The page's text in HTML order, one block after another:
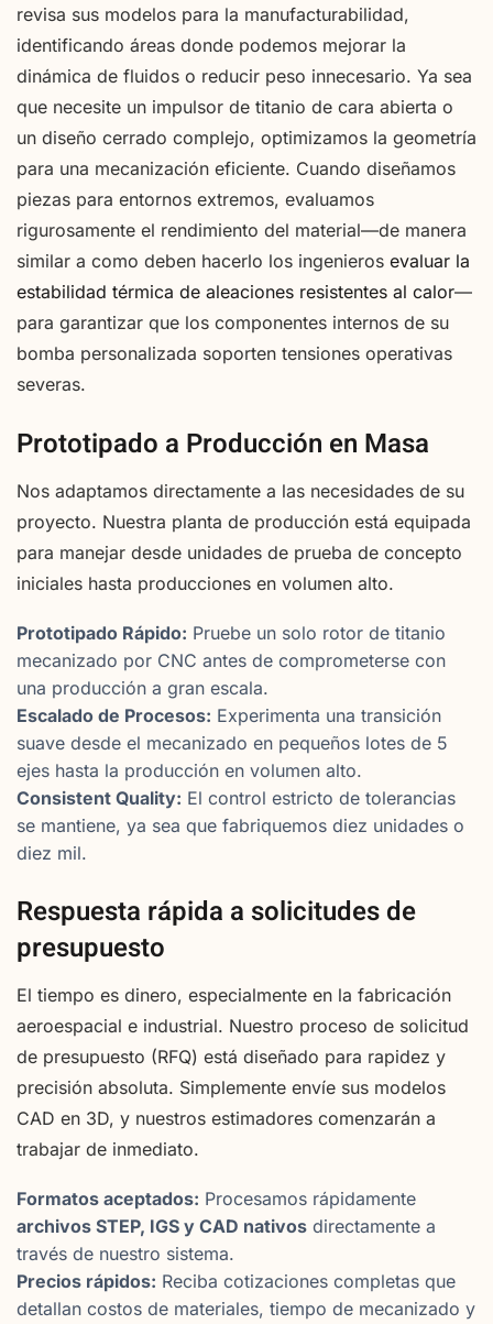
revisa sus modelos para la manufacturabilidad,
identificando áreas donde podemos mejorar la
dinámica de fluidos o reducir peso innecesario. Ya sea
que necesite un impulsor de titanio de cara abierta o
un diseño cerrado complejo, optimizamos la geometría
para una mecanización eficiente. Cuando diseñamos
piezas para entornos extremos, evaluamos
rigurosamente el rendimiento del material—de manera
similar a como deben hacerlo los ingenieros evaluar la
estabilidad térmica de aleaciones resistentes al calor—
para garantizar que los componentes internos de su
bomba personalizada soporten tensiones operativas
severas.
Prototipado a Producción en Masa
Nos adaptamos directamente a las necesidades de su
proyecto. Nuestra planta de producción está equipada
para manejar desde unidades de prueba de concepto
iniciales hasta producciones en volumen alto.
Prototipado Rápido: Pruebe un solo rotor de titanio
mecanizado por CNC antes de comprometerse con
una producción a gran escala.
Escalado de Procesos: Experimenta una transición
suave desde el mecanizado en pequeños lotes de 5
ejes hasta la producción en volumen alto.
Consistent Quality: El control estricto de tolerancias
se mantiene, ya sea que fabriquemos diez unidades o
diez mil.
Respuesta rápida a solicitudes de
presupuesto
El tiempo es dinero, especialmente en la fabricación
aeroespacial e industrial. Nuestro proceso de solicitud
de presupuesto (RFQ) está diseñado para rapidez y
precisión absoluta. Simplemente envíe sus modelos
CAD en 3D, y nuestros estimadores comenzarán a
trabajar de inmediato.
Formatos aceptados: Procesamos rápidamente
archivos STEP, IGS y CAD nativos directamente a
través de nuestro sistema.
Precios rápidos: Reciba cotizaciones completas que
detallan costos de materiales, tiempo de mecanizado y